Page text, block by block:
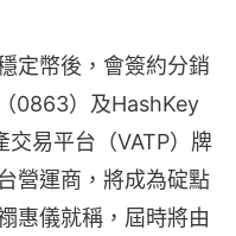
定幣後，會簽約分銷
0863）及HashKey
易平台（VATP）牌
營運商，將成為碇點
惠儀就稱，屆時將由